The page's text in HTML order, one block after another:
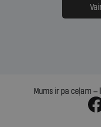
Mums ir pa ceļam —